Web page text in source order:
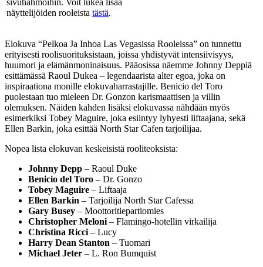
näyttelijöiden rooleista tästä.
Elokuva “Pelkoa Ja Inhoa Las Vegasissa Rooleissa” on tunnettu
erityisesti roolisuorituksistaan, joissa yhdistyvät intensiivisyys,
huumori ja elämänmoninaisuus. Pääosissa näemme Johnny Deppiä
esittämässä Raoul Dukea – legendaarista alter egoa, joka on
inspiraationa monille elokuvaharrastajille. Benicio del Toro
puolestaan tuo mieleen Dr. Gonzon karismaattisen ja villin
olemuksen. Näiden kahden lisäksi elokuvassa nähdään myös
esimerkiksi Tobey Maguire, joka esiintyy lyhyesti liftaajana, sekä
Ellen Barkin, joka esittää North Star Cafen tarjoilijaa.
Nopea lista elokuvan keskeisistä rooliteoksista:
Johnny Depp – Raoul Duke
Benicio del Toro – Dr. Gonzo
Tobey Maguire – Liftaaja
Ellen Barkin – Tarjoilija North Star Cafessa
Gary Busey – Moottoritiepartiomies
Christopher Meloni – Flamingo-hotellin virkailija
Christina Ricci – Lucy
Harry Dean Stanton – Tuomari
Michael Jeter – L. Ron Bumquist